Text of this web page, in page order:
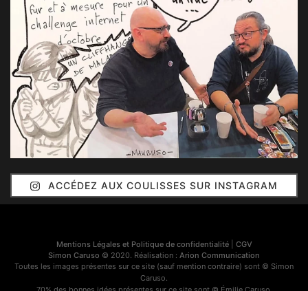
ACCÉDEZ AUX COULISSES SUR INSTAGRAM
Mentions Légales et Politique de confidentialité| CGV
Simon Caruso © 2020. Réalisation : Arion Communication
Toutes les images présentes sur ce site (sauf mention contraire) sont © Simon
Caruso.